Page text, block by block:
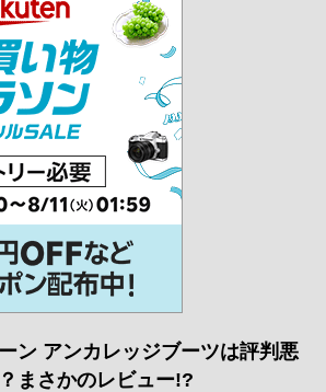
ン アンカレッジブーツは評判悪
まさかのレビュー!?